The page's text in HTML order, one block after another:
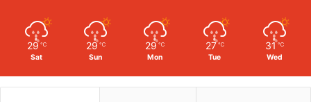
29 ℃
Sat
29 ℃
Sun
29 ℃
Mon
27 ℃
Tue
31 ℃
Wed